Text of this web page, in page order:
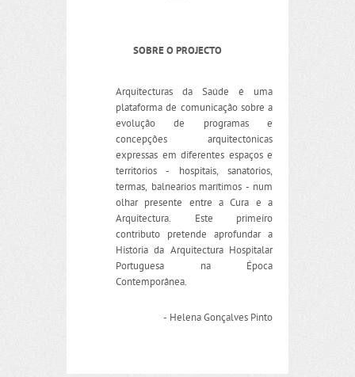
SOBRE O PROJECTO
Arquitecturas da Saúde é uma
plataforma de comunicação sobre a
evolução de programas e
concepções arquitectónicas
expressas em diferentes espaços e
territórios - hospitais, sanatórios,
termas, balneários marítimos - num
olhar presente entre a Cura e a
Arquitectura. Este primeiro
contributo pretende aprofundar a
História da Arquitectura Hospitalar
Portuguesa na Época
Contemporânea.
- Helena Gonçalves Pinto